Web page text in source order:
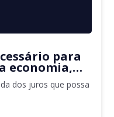
para
economia,
dos juros que possa